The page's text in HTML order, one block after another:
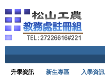
升學資訊 新生專區 入學資訊